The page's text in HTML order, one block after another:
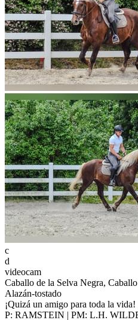
c
d
videocam
Caballo de la Selva Negra,
Alazán-tostado
¡Quizá un amigo para toda la vida!
P: RAMSTEIN | PM: L.H.